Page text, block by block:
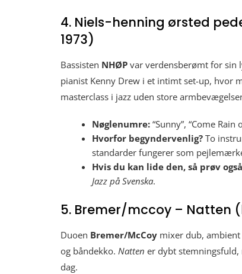
4. Niels-henning ørsted
1973)
Bassisten NHØP var verdensberømt for sin
pianist Kenny Drew i et intimt set-up, hvor
masterclass i jazz uden store
Nøglenumre: “Sunny”, “Come
Hvorfor begyndervenlig? To
standarder fungerer som
Hvis du kan lide den, så prøv
Jazz på Svenska.
5. Bremer/mccoy – Natten
Duoen Bremer/McCoy mixer dub,
og båndekko. Natten er dybt
dag.